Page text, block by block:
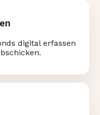
digital erfassen